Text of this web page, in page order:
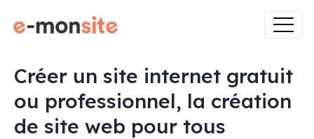
Créer un site internet gratuit
ou professionnel, la création
de site web pour tous